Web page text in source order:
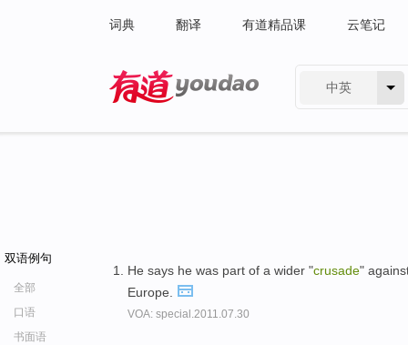
词典 翻译 有道精品课 云笔记
中英
双语例句
全部
口语
书面语
He says he was part of a wider "crusade"
Europe.
VOA: special.2011.07.30